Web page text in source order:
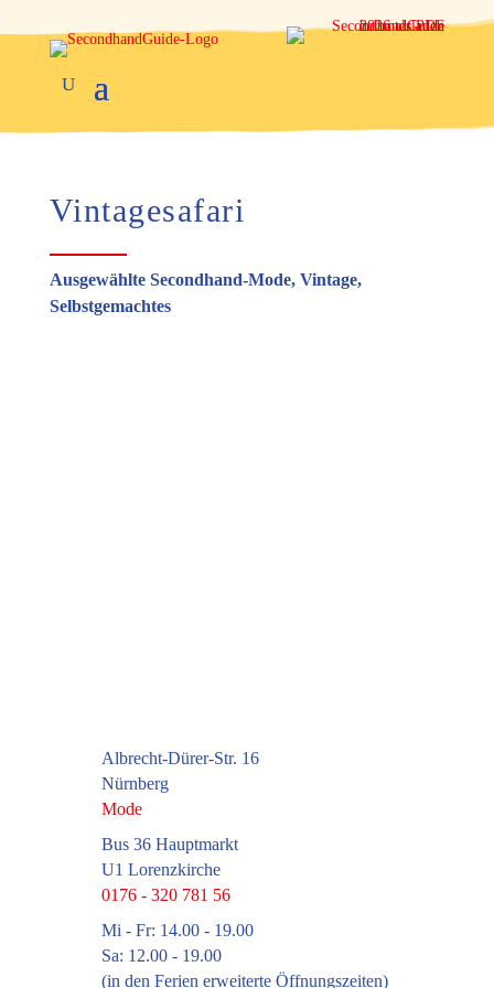
Vintagesafari
Ausgewählte Secondhand-Mode, Vintage,
Selbstgemachtes
Albrecht-Dürer-Str. 16
Nürnberg
Mode
Bus 36 Hauptmarkt
U1 Lorenzkirche
0176 - 320 781 56
Mi - Fr: 14.00 - 19.00
Sa: 12.00 - 19.00
(in den Ferien erweiterte Öffnungszeiten)